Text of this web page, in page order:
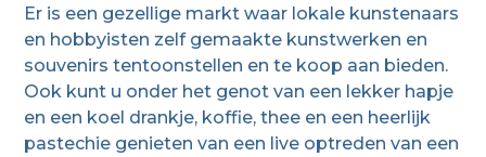
Er is een gezellige markt waar lokale kunstenaars
en hobbyisten zelf gemaakte kunstwerken en
souvenirs tentoonstellen en te koop aan bieden.
Ook kunt u onder het genot van een lekker hapje
en een koel drankje, koffie, thee en een heerlijk
pastechie genieten van een live optreden van een